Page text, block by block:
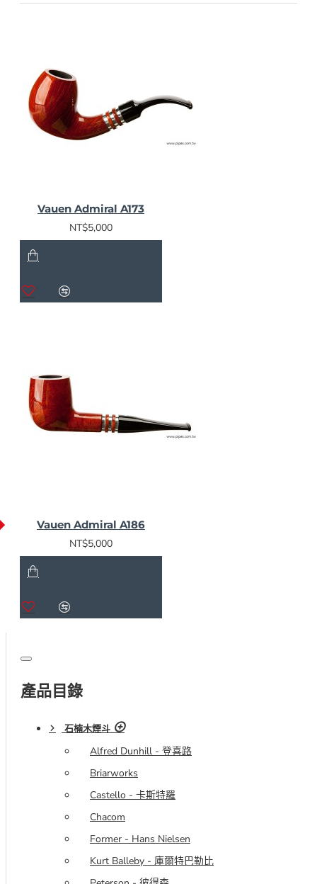
Vauen Admiral A173
NT$5,000
Vauen Admiral A186
NT$5,000
產品目錄
石楠木煙斗
Alfred Dunhill - 登喜路
Briarworks
Castello - 卡斯特羅
Chacom
Former - Hans Nielsen
Kurt Balleby - 庫爾特巴勒比